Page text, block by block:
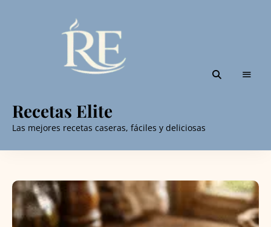
Recetas Elite
Las mejores recetas caseras, fáciles y deliciosas